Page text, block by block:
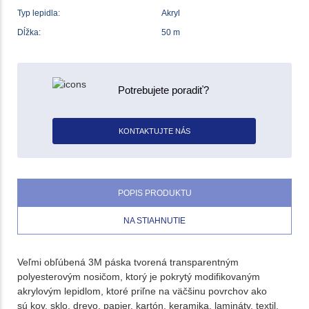
Typ lepidla:
Akryl
Dĺžka:
50 m
Potrebujete poradiť?
KONTAKTUJTE NÁS
POPIS PRODUKTU
NA STIAHNUTIE
Veľmi obľúbená 3M páska tvorená transparentným
polyesterovým nosičom, ktorý je pokrytý modifikovaným
akrylovým lepidlom, ktoré priľne na väčšinu povrchov ako
sú kov, sklo, drevo, papier, kartón, keramika, lamináty, textil,